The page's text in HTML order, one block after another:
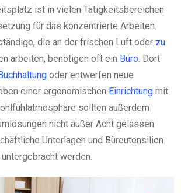
ist in vielen Tätigkeitsbereichen
für das konzentrierte Arbeiten.
die an der frischen Luft oder zu
arbeiten, benötigen oft ein Büro. Dort
Buchhaltung oder entwerfen neue
einer ergonomischen Einrichtung mit
sollten außerdem
nicht außer Acht gelassen
Unterlagen und Büroutensilien
werden.